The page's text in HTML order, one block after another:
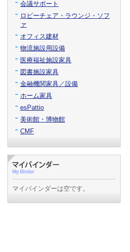
会議サポート
ロビーチェア・ラウンジ・ソフ
ァ
オフィス建材
物流施設用設備
医療福祉施設家具
図書施設家具
金融機関家具／設備
ホーム家具
esPattio
美術館・博物館
CMF
マイバインダーは空です。